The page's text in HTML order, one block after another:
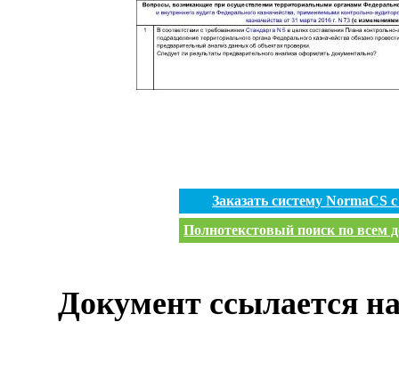
Заказать систему
Полнотекстовый поиск по всем
Документ ссылается